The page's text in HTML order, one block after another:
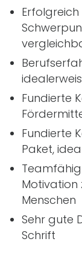
Fundierte
Fundierte
Paket,
Motivation
Menschen
Sehr gute
Schrift